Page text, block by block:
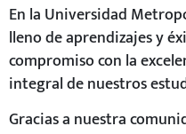
En la Universidad
lleno de aprendizajes y
compromiso con la
integral de nuestros
Gracias a nuestra